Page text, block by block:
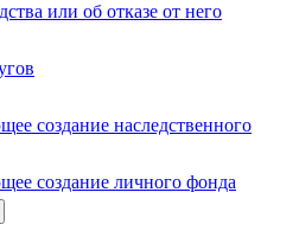
или об отказе от него
создание наследственного
создание личного фонда